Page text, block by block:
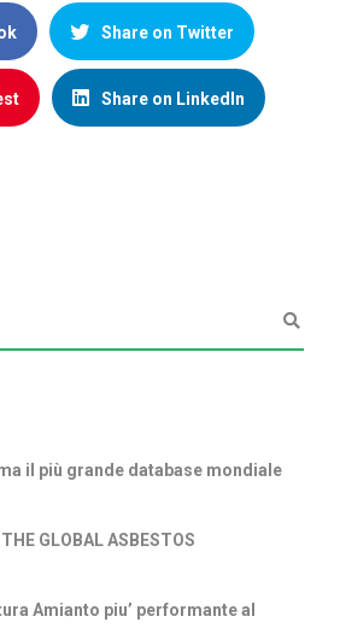
Share on Twitter
Share on LinkedIn
il più grande database mondiale
GLOBAL ASBESTOS
Amianto piu’ performante al